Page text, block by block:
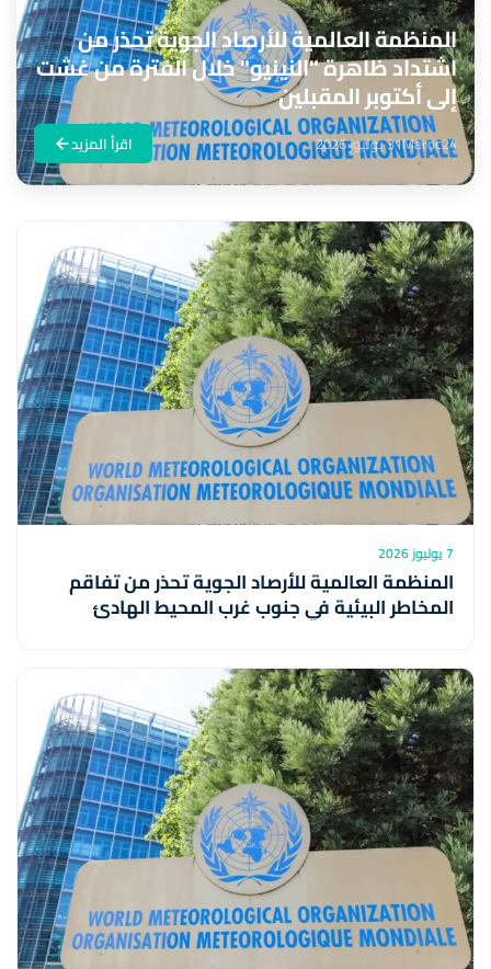
المنظمة العالمية للأرصاد الجوية تحذر من
اشتداد ظاهرة "النينيو" خلال الفترة من غشت
إلى أكتوبر المقبلين
Maroc2431 يوليوز 2026 اقرأ المزيد
7 يوليوز 2026
المنظمة العالمية للأرصاد الجوية تحذر من تفاقم
المخاطر البيئية في جنوب غرب المحيط الهادئ